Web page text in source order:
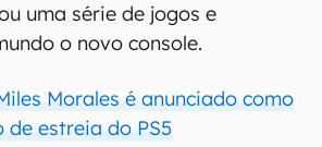
uma série de jogos e
o novo console.
Morales é anunciado como
de estreia do PS5